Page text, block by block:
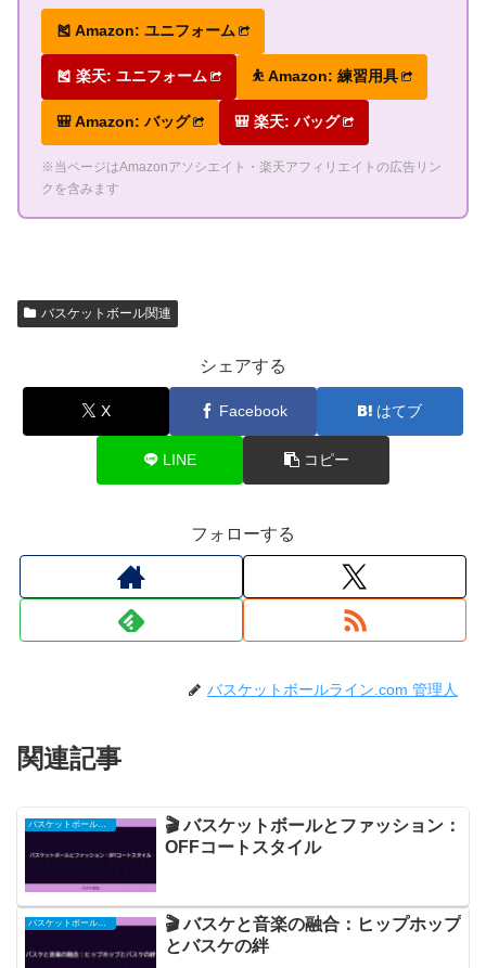
🎽 Amazon: ユニフォーム
🎽 楽天: ユニフォーム ⛹ Amazon: 練習用具
🎒 Amazon: バッグ 🎒 楽天: バッグ
※当ページはAmazonアソシエイト・楽天アフィリエイトの広告リン
クを含みます
バスケットボール関連
シェアする
X Facebook はてブ
LINE コピー
フォローする
バスケットボールライン.com 管理人
関連記事
🎬 バスケットボールとファッション：
OFFコートスタイル
バスケットボール関連
🎬 バスケと音楽の融合：ヒップホップ
とバスケの絆